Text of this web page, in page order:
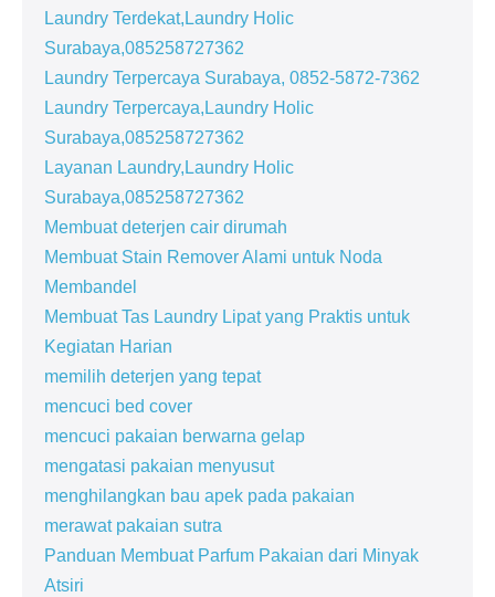
Laundry Terdekat,Laundry Holic
Surabaya,085258727362
Laundry Terpercaya Surabaya, 0852-5872-7362
Laundry Terpercaya,Laundry Holic
Surabaya,085258727362
Layanan Laundry,Laundry Holic
Surabaya,085258727362
Membuat deterjen cair dirumah
Membuat Stain Remover Alami untuk Noda
Membandel
Membuat Tas Laundry Lipat yang Praktis untuk
Kegiatan Harian
memilih deterjen yang tepat
mencuci bed cover
mencuci pakaian berwarna gelap
mengatasi pakaian menyusut
menghilangkan bau apek pada pakaian
merawat pakaian sutra
Panduan Membuat Parfum Pakaian dari Minyak
Atsiri